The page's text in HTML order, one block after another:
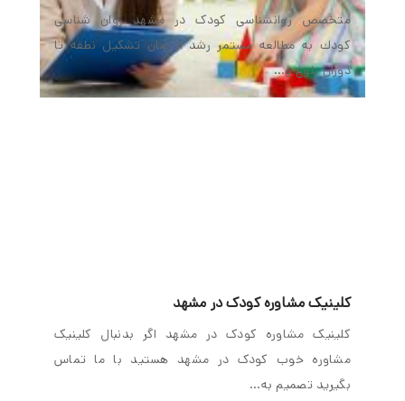
متخصص روانشناسی کودک در مشهد روان شناسی
كودك به مطالعه مستمر رشد از زمان تشكیل نطفه تا
دوران بلوغ و…
کلینیک مشاوره کودک در مشهد
کلینیک مشاوره کودک در مشهد اگر بدنبال کلینیک
مشاوره خوب کودک در مشهد هستید با ما تماس
بگیرید تصمیم به…